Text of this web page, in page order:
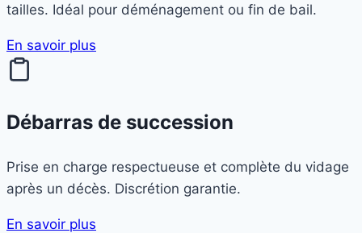
tailles. Idéal pour déménagement ou fin de bail.
En savoir plus
Débarras de succession
Prise en charge respectueuse et complète du vidage
après un décès. Discrétion garantie.
En savoir plus